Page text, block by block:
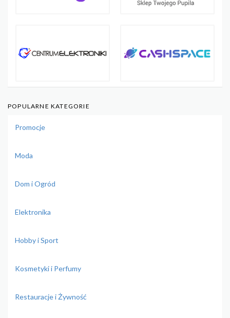
POPULARNE KATEGORIE
Promocje
Moda
Dom i Ogród
Elektronika
Hobby i Sport
Kosmetyki i Perfumy
Restauracje i Żywność